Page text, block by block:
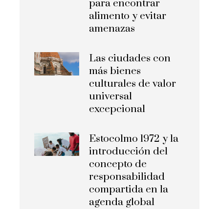
para encontrar
alimento y evitar
amenazas
Las ciudades con
más bienes
culturales de valor
universal
excepcional
Estocolmo 1972 y la
introducción del
concepto de
responsabilidad
compartida en la
agenda global